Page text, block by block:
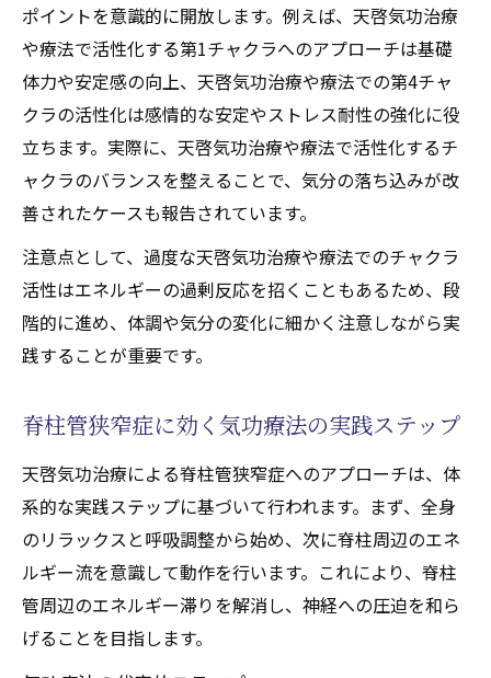
ポイントを意識的に開放します。例えば、天啓気功治療
や療法で活性化する第1チャクラへのアプローチは基礎
体力や安定感の向上、天啓気功治療や療法での第4チャ
クラの活性化は感情的な安定やストレス耐性の強化に役
立ちます。実際に、天啓気功治療や療法で活性化するチ
ャクラのバランスを整えることで、気分の落ち込みが改
善されたケースも報告されています。
注意点として、過度な天啓気功治療や療法でのチャクラ
活性はエネルギーの過剰反応を招くこともあるため、段
階的に進め、体調や気分の変化に細かく注意しながら実
践することが重要です。
脊柱管狭窄症に効く気功療法の実践ステップ
天啓気功治療による脊柱管狭窄症へのアプローチは、体
系的な実践ステップに基づいて行われます。まず、全身
のリラックスと呼吸調整から始め、次に脊柱周辺のエネ
ルギー流を意識して動作を行います。これにより、脊柱
管周辺のエネルギー滞りを解消し、神経への圧迫を和ら
げることを目指します。